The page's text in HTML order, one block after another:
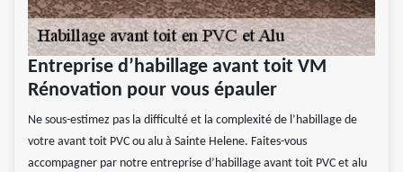
Entreprise d’habillage avant toit VM
Rénovation pour vous épauler
Ne sous-estimez pas la difficulté et la complexité de l’habillage de
votre avant toit PVC ou alu à Sainte Helene. Faites-vous
accompagner par notre entreprise d’habillage avant toit PVC et alu